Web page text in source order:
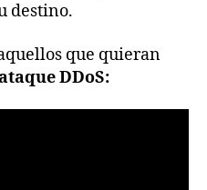
destino.
que quieran
DDoS: